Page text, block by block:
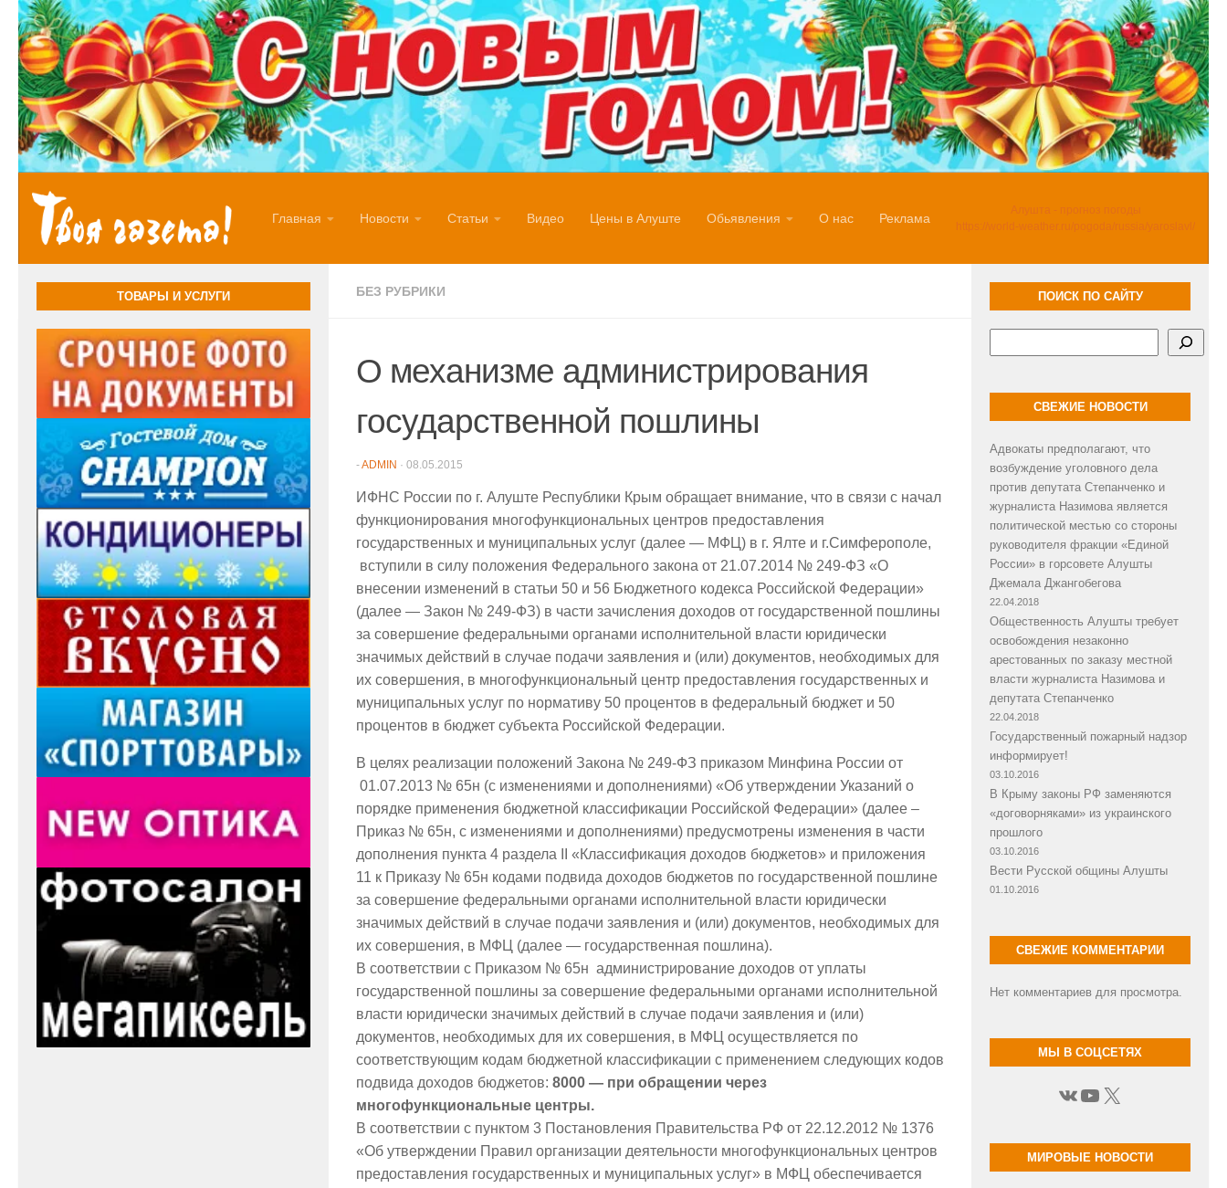
Перейти к содержимому
Главная Новости Статьи Видео Цены в Алуште Обьявления О нас Реклама
Алушта - прогноз погоды
https://world-weather.ru/pogoda/russia/yaroslavl/
БЕЗ РУБРИКИ
О механизме администрирования
государственной пошлины
-ADMIN · 08.05.2015
ИФНС России по г. Алуште Республики Крым обращает внимание, что в связи с начал
функционирования многофункциональных центров предоставления
государственных и муниципальных услуг (далее — МФЦ) в г. Ялте и г.Симферополе,
вступили в силу положения Федерального закона от 21.07.2014 № 249-ФЗ «О
внесении изменений в статьи 50 и 56 Бюджетного кодекса Российской Федерации»
(далее — Закон № 249-ФЗ) в части зачисления доходов от государственной пошлины
за совершение федеральными органами исполнительной власти юридически
значимых действий в случае подачи заявления и (или) документов, необходимых для
их совершения, в многофункциональный центр предоставления государственных и
муниципальных услуг по нормативу 50 процентов в федеральный бюджет и 50
процентов в бюджет субъекта Российской Федерации.
В целях реализации положений Закона № 249-ФЗ приказом Минфина России от
01.07.2013 № 65н (с изменениями и дополнениями) «Об утверждении Указаний о
порядке применения бюджетной классификации Российской Федерации» (далее –
Приказ № 65н, с изменениями и дополнениями) предусмотрены изменения в части
дополнения пункта 4 раздела II «Классификация доходов бюджетов» и приложения
11 к Приказу № 65н кодами подвида доходов бюджетов по государственной пошлине
за совершение федеральными органами исполнительной власти юридически
значимых действий в случае подачи заявления и (или) документов, необходимых для
их совершения, в МФЦ (далее — государственная пошлина).
В соответствии с Приказом № 65н администрирование доходов от уплаты
государственной пошлины за совершение федеральными органами исполнительной
власти юридически значимых действий в случае подачи заявления и (или)
документов, необходимых для их совершения, в МФЦ осуществляется по
соответствующим кодам бюджетной классификации с применением следующих кодов
подвида доходов бюджетов: 8000 — при обращении через
многофункциональные центры.
В соответствии с пунктом 3 Постановления Правительства РФ от 22.12.2012 № 1376
«Об утверждении Правил организации деятельности многофункциональных центров
предоставления государственных и муниципальных услуг» в МФЦ обеспечивается
ТОВАРЫ И УСЛУГИ ПОИСК ПО САЙТУ
СВЕЖИЕ НОВОСТИ
Адвокаты предполагают, что
возбуждение уголовного дела
против депутата Степанченко и
журналиста Назимова является
политической местью со стороны
руководителя фракции «Единой
России» в горсовете Алушты
Джемала Джангобегова
22.04.2018
Общественность Алушты требует
освобождения незаконно
арестованных по заказу местной
власти журналиста Назимова и
депутата Степанченко
22.04.2018
Государственный пожарный надзор
информирует!
03.10.2016
В Крыму законы РФ заменяются
«договорняками» из украинского
прошлого
03.10.2016
Вести Русской общины Алушты
01.10.2016
СВЕЖИЕ КОММЕНТАРИИ
Нет комментариев для просмотра.
МЫ В СОЦСЕТЯХ
ВКонтакте
YouTube
X
МИРОВЫЕ НОВОСТИ